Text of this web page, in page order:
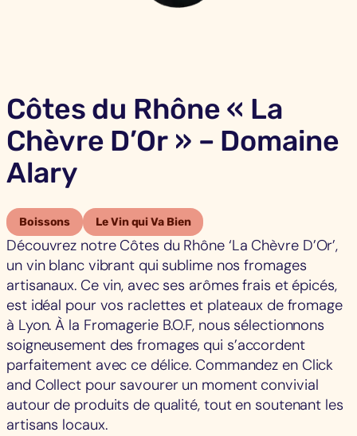
Côtes du Rhône « La
Chèvre D’Or » – Domaine
Alary
Boissons Le Vin qui Va Bien
Découvrez notre Côtes du Rhône ‘La Chèvre D’Or’,
un vin blanc vibrant qui sublime nos fromages
artisanaux. Ce vin, avec ses arômes frais et épicés,
est idéal pour vos raclettes et plateaux de fromage
à Lyon. À la Fromagerie B.O.F, nous sélectionnons
soigneusement des fromages qui s’accordent
parfaitement avec ce délice. Commandez en Click
and Collect pour savourer un moment convivial
autour de produits de qualité, tout en soutenant les
artisans locaux.